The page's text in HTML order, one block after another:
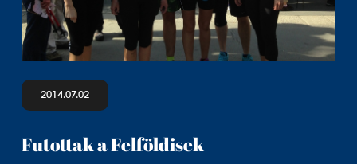
2014.07.02
Futottak a Felföldisek